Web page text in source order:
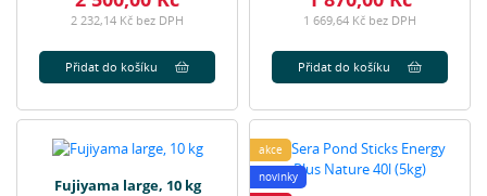
2 232,14 Kč bez DPH
Přidat do košíku
1 669,64 Kč bez DPH
Přidat do košíku
Fujiyama large, 10 kg
akce
novinky